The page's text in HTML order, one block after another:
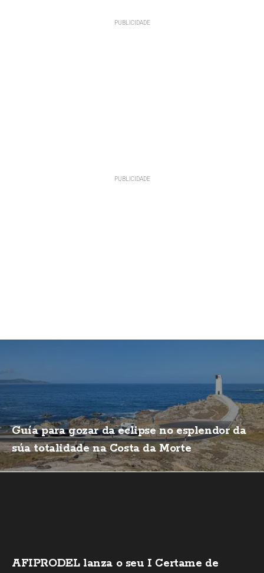
Guía para gozar da eclipse no esplendor da
súa totalidade na Costa da Morte
AFIPRODEL lanza o seu I Certame de